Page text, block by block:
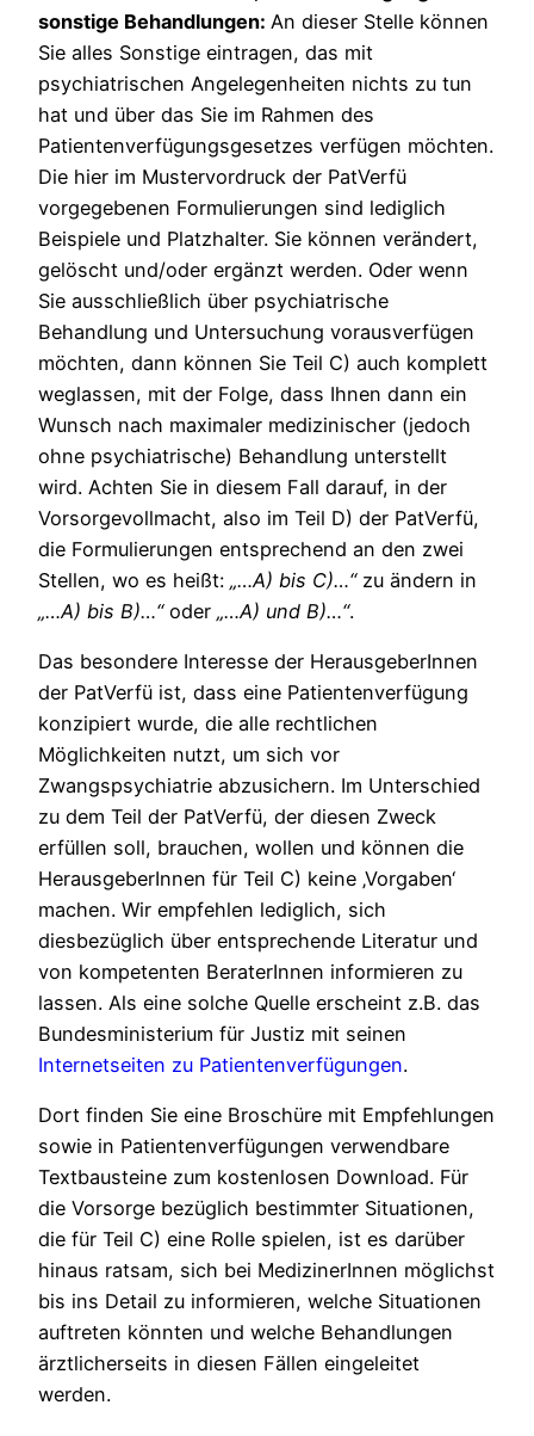
sonstige Behandlungen: An dieser Stelle können
Sie alles Sonstige eintragen, das mit
psychiatrischen Angelegenheiten nichts zu tun
hat und über das Sie im Rahmen des
Patientenverfügungsgesetzes verfügen möchten.
Die hier im Mustervordruck der PatVerfü
vorgegebenen Formulierungen sind lediglich
Beispiele und Platzhalter. Sie können verändert,
gelöscht und/oder ergänzt werden. Oder wenn
Sie ausschließlich über psychiatrische
Behandlung und Untersuchung vorausverfügen
möchten, dann können Sie Teil C) auch komplett
weglassen, mit der Folge, dass Ihnen dann ein
Wunsch nach maximaler medizinischer (jedoch
ohne psychiatrische) Behandlung unterstellt
wird. Achten Sie in diesem Fall darauf, in der
Vorsorgevollmacht, also im Teil D) der PatVerfü,
die Formulierungen entsprechend an den zwei
Stellen, wo es heißt: „…A) bis C)…“zu ändern in
„…A) bis B)…“oder „…A) und B)…“.
Das besondere Interesse der HerausgeberInnen
der PatVerfü ist, dass eine Patientenverfügung
konzipiert wurde, die alle rechtlichen
Möglichkeiten nutzt, um sich vor
Zwangspsychiatrie abzusichern. Im Unterschied
zu dem Teil der PatVerfü, der diesen Zweck
erfüllen soll, brauchen, wollen und können die
HerausgeberInnen für Teil C) keine ‚Vorgaben‘
machen. Wir empfehlen lediglich, sich
diesbezüglich über entsprechende Literatur und
von kompetenten BeraterInnen informieren zu
lassen. Als eine solche Quelle erscheint z.B. das
Bundesministerium für Justiz mit seinen
Internetseiten zu Patientenverfügungen.
Dort finden Sie eine Broschüre mit Empfehlungen
sowie in Patientenverfügungen verwendbare
Textbausteine zum kostenlosen Download. Für
die Vorsorge bezüglich bestimmter Situationen,
die für Teil C) eine Rolle spielen, ist es darüber
hinaus ratsam, sich bei MedizinerInnen möglichst
bis ins Detail zu informieren, welche Situationen
auftreten könnten und welche Behandlungen
ärztlicherseits in diesen Fällen eingeleitet
werden.